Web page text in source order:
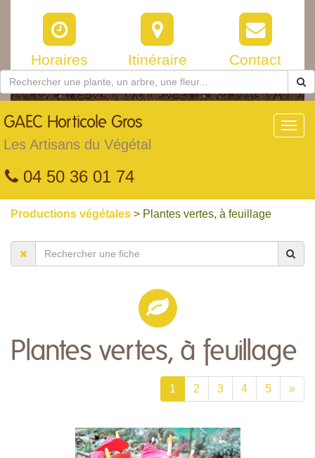
Horaires Itinéraire Contact
GAEC Horticole Gros
Les Artisans du Végétal
04 50 36 01 74
Productions végétales > Plantes vertes, à feuillage
Plantes vertes, à feuillage
1 2 3 4 5 »